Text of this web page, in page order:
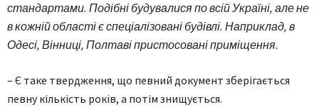
стандартами. Подібні будувалися по всій Україні, але не
в кожній області є спеціалізовані будівлі. Наприклад, в
Одесі, Вінниці, Полтаві пристосовані приміщення.
– Є таке твердження, що певний документ зберігається
певну кількість років, а потім знищується.